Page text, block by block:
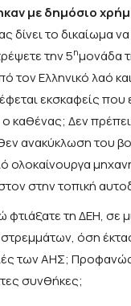
με δημόσιο
δίνει το δικαίωμα
την 5ημονάδα
τον Ελληνικό λαό
εκσκαφείς
καθένας; Δεν πρέπει
ανακύκλωση του
ολοκαίνουργα
στην τοπική
φτιάξατε τη ΔΕΗ, σε
όση
των ΑΗΣ;
συνθήκες;